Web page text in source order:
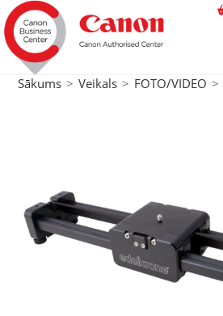
Sākums > Veikals > FOTO/VIDEO >